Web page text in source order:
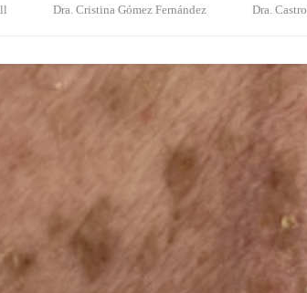
Dra. Cristina Gómez Fernández Dra. Castro